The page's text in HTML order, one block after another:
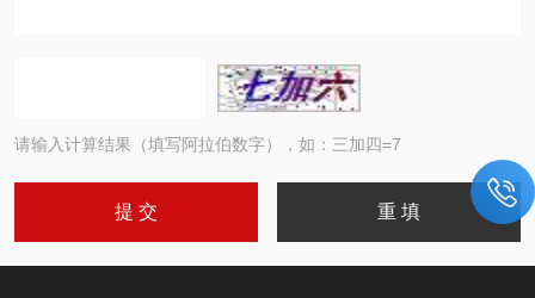
请输入计算结果（填写阿拉伯数字），如：三加四=7